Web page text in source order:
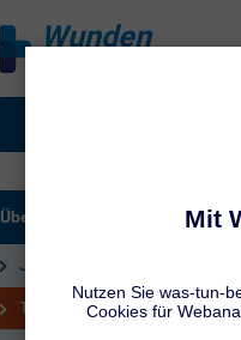
Wunden
Über uns – behandeln.de
Jennifer Hamatschek
Tatiana Schmid